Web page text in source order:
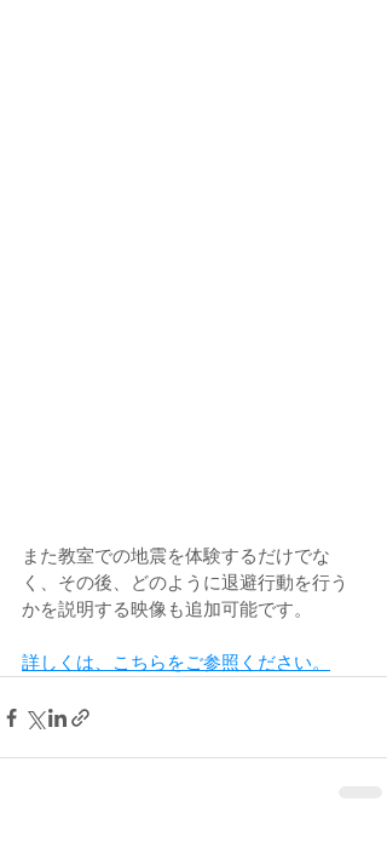
また教室での地震を体験するだけでな
く、その後、どのように退避行動を行う
かを説明する映像も追加可能です。
詳しくは、こちらをご参照ください。